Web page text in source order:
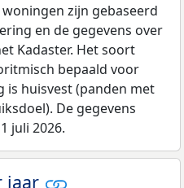
zijn gebaseerd
en de gegevens over
Kadaster. Het soort
bepaald voor
is huisvest (panden met
De gegevens
juli 2026.
jaar